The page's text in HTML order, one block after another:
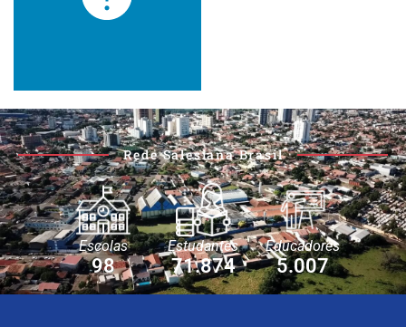
Rede Salesiana Brasil
Escolas
98
Estudantes
71.874
Educadores
5.007